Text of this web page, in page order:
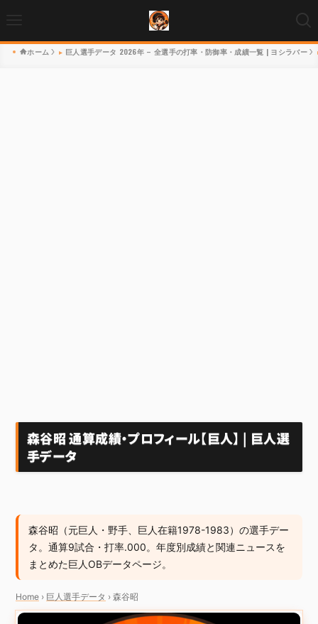
ホーム 巨人選手データ 2026年 – 全選手の打率・防御率・成績一覧 | ヨシラバー
森谷昭 通算成績・プロフィール【巨人】 | 巨人選
手データ
森谷昭（元巨人・野手、巨人在籍1978-1983）の選手デー
タ。通算9試合・打率.000。年度別成績と関連ニュースを
まとめた巨人OBデータページ。
Home › 巨人選手データ › 森谷昭